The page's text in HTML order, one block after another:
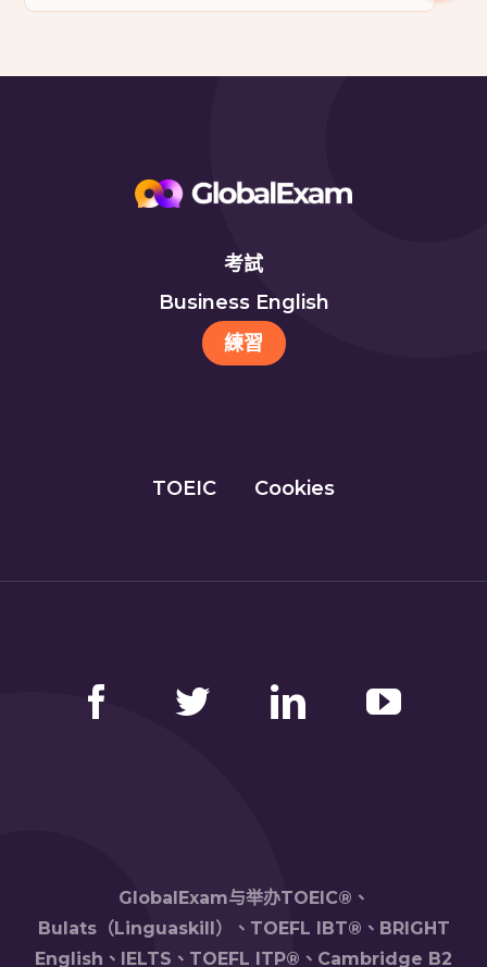
考試
Business English
練習
TOEIC Cookies
GlobalExam与举办TOEIC®、
Bulats（Linguaskill）、TOEFL IBT®、BRIGHT
English、IELTS、TOEFL ITP®、Cambridge B2